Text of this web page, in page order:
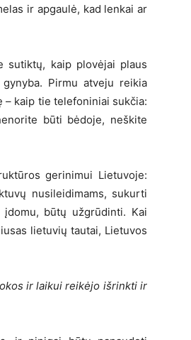
ir apgaulė, kad lenkai ar
sutiktų, kaip plovėjai plaus
Pirmu atveju reikia
– kaip tie telefoniniai sukčia:
būti bėdoje, neškite
gerinimui Lietuvoje:
nusileidimams, sukurti
būtų užgrūdinti. Kai
lietuvių tautai, Lietuvos
ir laikui reikėjo išrinkti ir